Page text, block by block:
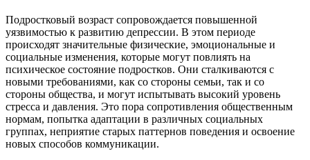
Подростковый возраст сопровождается повышенной
уязвимостью к развитию депрессии. В этом периоде
происходят значительные физические, эмоциональные и
социальные изменения, которые могут повлиять на
психическое состояние подростков. Они сталкиваются с
новыми требованиями, как со стороны семьи, так и со
стороны общества, и могут испытывать высокий уровень
стресса и давления. Это пора сопротивления общественным
нормам, попытка адаптации в различных социальных
группах, неприятие старых паттернов поведения и освоение
новых способов коммуникации.